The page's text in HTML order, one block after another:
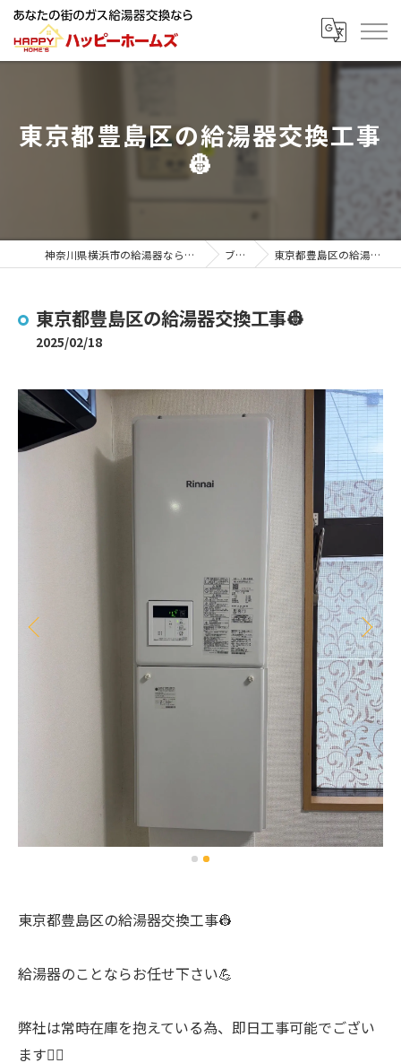
東京都豊島区の給湯器交換工事
👷
神奈川県横浜市の給湯器ならハッピーホームズ ブログ 東京都豊島区の給湯器交換工事👷
東京都豊島区の給湯器交換工事👷
2025/02/18
東京都豊島区の給湯器交換工事👷
給湯器のことならお任せ下さい💪
弊社は常時在庫を抱えている為、即日工事可能でござい
ます🙆‍♂️